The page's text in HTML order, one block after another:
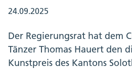
24.09.2025
Der Regierungsrat hat dem
Tänzer Thomas Hauert den
Kunstpreis des Kantons